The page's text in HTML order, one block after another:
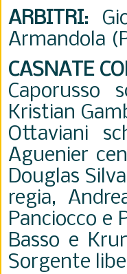
ARBITRI:
Armandola
CASNATE
Caporusso
Kristian
Ottaviani
Aguenier
Douglas
regia,
Panciocco e
Basso e
Sorgente